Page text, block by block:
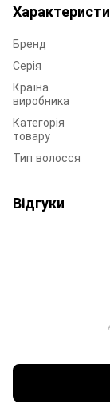
Бренд
Серія
Країна
виробника
Категорія
товару
Тип волосся
Відгуки